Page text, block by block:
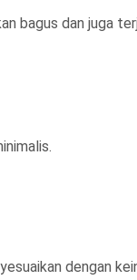
bagus dan juga
dengan